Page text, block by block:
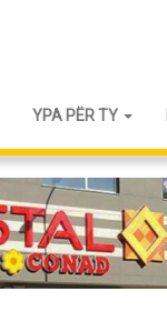
YPA PËR TY